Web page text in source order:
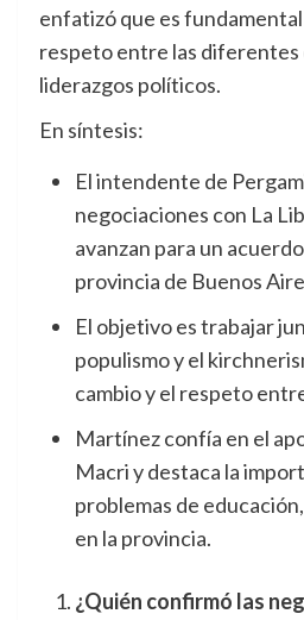
enfatizó que es
respeto entre las
liderazgos políticos.
En síntesis:
El intendente de
negociaciones con La
avanzan para un
provincia de Buenos
El objetivo es trabajar
populismo y el
cambio y el respeto
Martínez confía en el
Macri y destaca la
problemas de
en la provincia.
¿Quién confirmó las